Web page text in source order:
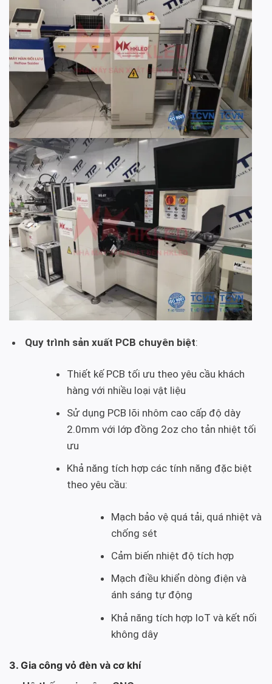
Quy trình sản xuất PCB chuyên biệt:
Thiết kế PCB tối ưu theo yêu cầu khách
hàng với nhiều loại vật liệu
Sử dụng PCB lõi nhôm cao cấp độ dày
2.0mm với lớp đồng 2oz cho tản nhiệt tối
ưu
Khả năng tích hợp các tính năng đặc biệt
theo yêu cầu:
Mạch bảo vệ quá tải, quá nhiệt và
chống sét
Cảm biến nhiệt độ tích hợp
Mạch điều khiển dòng điện và
ánh sáng tự động
Khả năng tích hợp IoT và kết nối
không dây
3. Gia công vỏ đèn và cơ khí